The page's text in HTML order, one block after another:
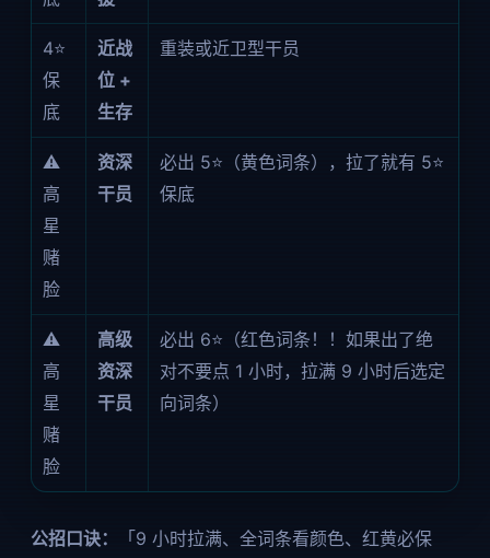
4⭐
保
底
近战
位 +
生存
重装或近卫型干员
⚠️
高
星
赌
脸
资深
干员
必出 5⭐（黄色词条），拉了就有 5⭐
保底
⚠️
高
星
赌
脸
高级
资深
干员
必出 6⭐（红色词条！！如果出了绝
对不要点 1 小时，拉满 9 小时后选定
向词条）
公招口诀：
「9 小时拉满、全词条看颜色、红黄必保